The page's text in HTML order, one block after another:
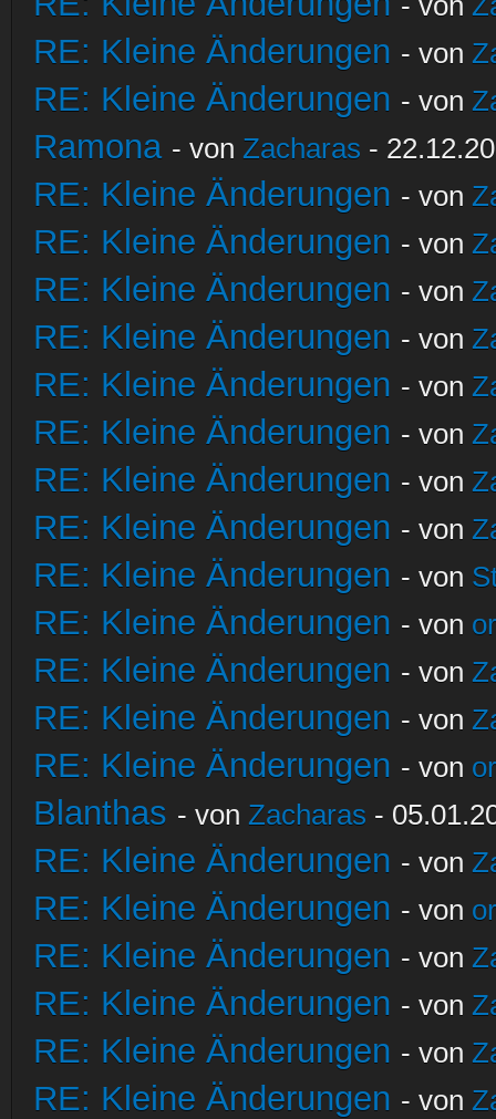
RE: Kleine Änderungen - von
RE: Kleine Änderungen - von
Ramona - von Zacharas -
RE: Kleine Änderungen - von
RE: Kleine Änderungen - von
RE: Kleine Änderungen - von
RE: Kleine Änderungen - von
RE: Kleine Änderungen - von
RE: Kleine Änderungen - von
RE: Kleine Änderungen - von
RE: Kleine Änderungen - von
RE: Kleine Änderungen - von
RE: Kleine Änderungen - von
RE: Kleine Änderungen - von
RE: Kleine Änderungen - von
RE: Kleine Änderungen - von
Blanthas - von Zacharas -
RE: Kleine Änderungen - von
RE: Kleine Änderungen - von
RE: Kleine Änderungen - von
RE: Kleine Änderungen - von
RE: Kleine Änderungen - von
RE: Kleine Änderungen - von